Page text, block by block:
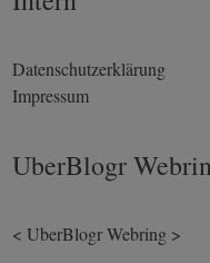
Datenschutzerklärung
Impressum
UberBlogr
< UberBlogr Webring >